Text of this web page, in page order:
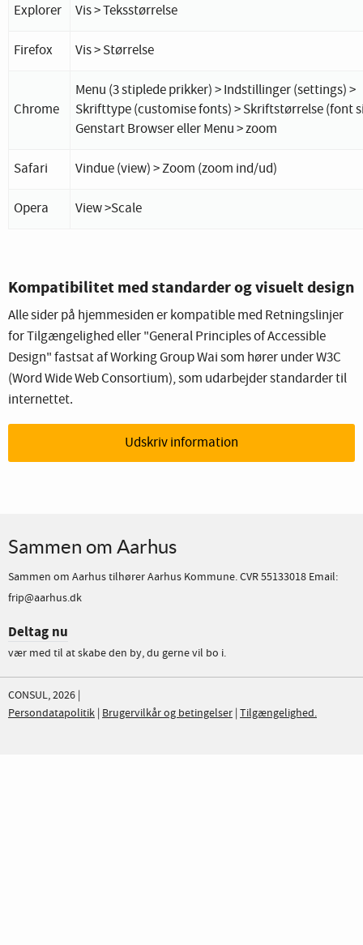
Explorer Vis > Teksstørrelse
Firefox Vis > Størrelse
Chrome
Menu (3 stiplede prikker) > Indstillinger (settings) >
Skrifttype (customise fonts) > Skriftstørrelse (font
Genstart Browser eller Menu > zoom
Safari Vindue (view) > Zoom (zoom ind/ud)
Opera View >Scale
Kompatibilitet med standarder og visuelt design
Alle sider på hjemmesiden er kompatible med Retningslinjer
for Tilgængelighed eller "General Principles of Accessible
Design" fastsat af Working Group Wai som hører under W3C
(Word Wide Web Consortium), som udarbejder standarder til
internettet.
Udskriv information
Sammen om Aarhus
Sammen om Aarhus tilhører Aarhus Kommune. CVR 55133018 Email:
frip@aarhus.dk
Deltag nu
vær med til at skabe den by, du gerne vil bo i.
CONSUL, 2026 |
Persondatapolitik Brugervilkår og betingelser Tilgængelighed.